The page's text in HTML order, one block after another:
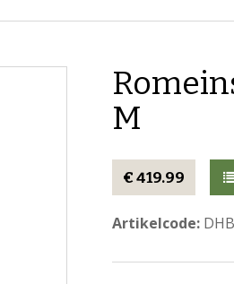
M
€ 419.99
Artikelcode: